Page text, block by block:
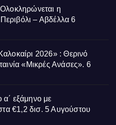
η
– Αβδέλλα 6
2026» : Θερινό
«Μικρές Ανάσες». 6
εξάμηνο με
€1,2 δισ. 5 Αυγούστου